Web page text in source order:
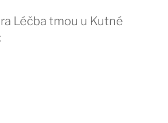
Léčba tmou u Kutné